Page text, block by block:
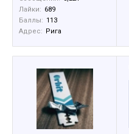
Лайки: 689
Баллы: 113
Адрес: Рига